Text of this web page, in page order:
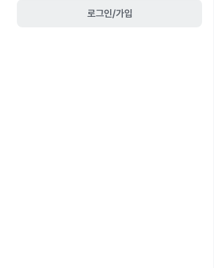
로그인/가입